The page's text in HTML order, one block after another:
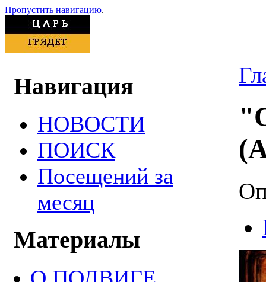
Пропустить навигацию.
Навигация
НОВОСТИ
ПОИСК
Посещений за
месяц
Материалы